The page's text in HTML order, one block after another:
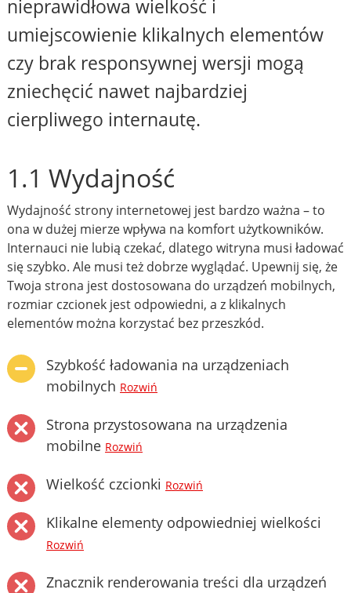
nieprawidłowa wielkość i
umiejscowienie klikalnych elementów
czy brak responsywnej wersji mogą
zniechęcić nawet najbardziej
cierpliwego internautę.
1.1 Wydajność
Wydajność strony internetowej jest bardzo ważna – to
ona w dużej mierze wpływa na komfort użytkowników.
Internauci nie lubią czekać, dlatego witryna musi ładować
się szybko. Ale musi też dobrze wyglądać. Upewnij się, że
Twoja strona jest dostosowana do urządzeń mobilnych,
rozmiar czcionek jest odpowiedni, a z klikalnych
elementów można korzystać bez przeszkód.
Szybkość ładowania na urządzeniach
mobilnych Rozwiń
Strona przystosowana na urządzenia
mobilne Rozwiń
Wielkość czcionki Rozwiń
Klikalne elementy odpowiedniej wielkości
Rozwiń
Znacznik renderowania treści dla urządzeń